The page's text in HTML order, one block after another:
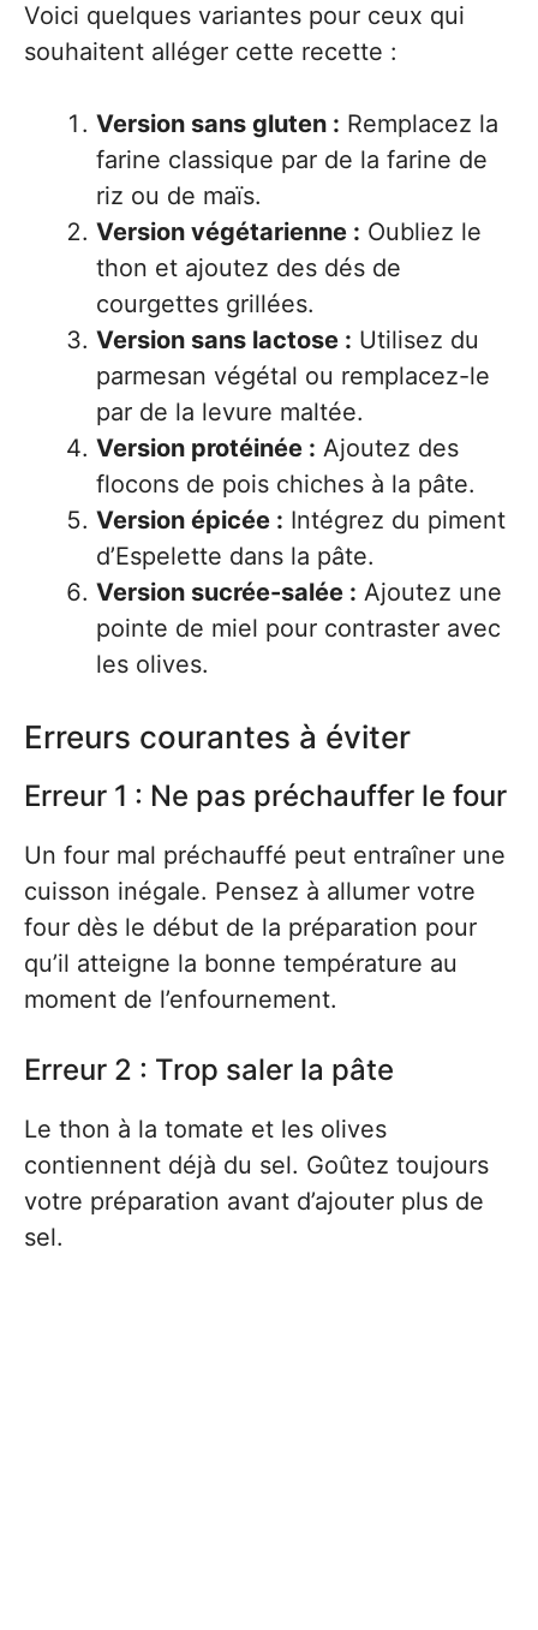
Voici quelques variantes pour ceux qui
souhaitent alléger cette recette :
Version sans gluten : Remplacez la
farine classique par de la farine de
riz ou de maïs.
Version végétarienne : Oubliez le
thon et ajoutez des dés de
courgettes grillées.
Version sans lactose : Utilisez du
parmesan végétal ou remplacez-le
par de la levure maltée.
Version protéinée : Ajoutez des
flocons de pois chiches à la pâte.
Version épicée : Intégrez du piment
d’Espelette dans la pâte.
Version sucrée-salée : Ajoutez une
pointe de miel pour contraster avec
les olives.
Erreurs courantes à éviter
Erreur 1 : Ne pas préchauffer le four
Un four mal préchauffé peut entraîner une
cuisson inégale. Pensez à allumer votre
four dès le début de la préparation pour
qu’il atteigne la bonne température au
moment de l’enfournement.
Erreur 2 : Trop saler la pâte
Le thon à la tomate et les olives
contiennent déjà du sel. Goûtez toujours
votre préparation avant d’ajouter plus de
sel.